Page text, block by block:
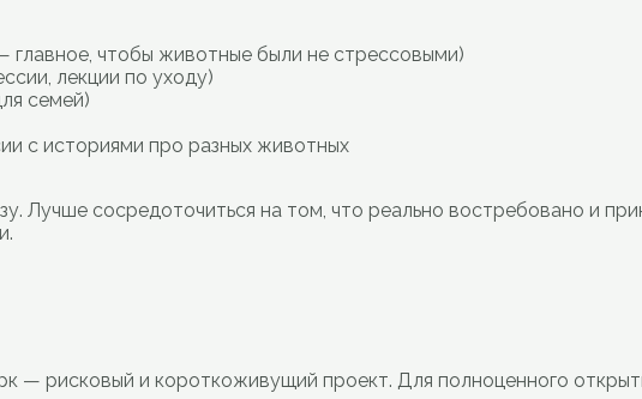
чтобы животные были не стрессовыми)
лекции по уходу)
семей)
с историями про разных животных
Лучше сосредоточиться на том, что реально востребовано и
— рисковый и короткоживущий проект. Для полноценного